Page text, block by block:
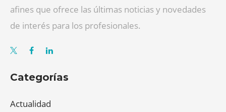
afines que ofrece las últimas noticias y novedades
de interés para los profesionales.
Categorías
Actualidad